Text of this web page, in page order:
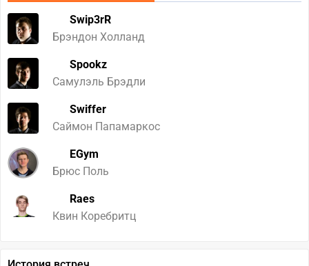
Swip3rR
Брэндон Холланд
Spookz
Самулэль Брэдли
Swiffer
Саймон Папамаркос
EGym
Брюс Поль
Raes
Квин Коребритц